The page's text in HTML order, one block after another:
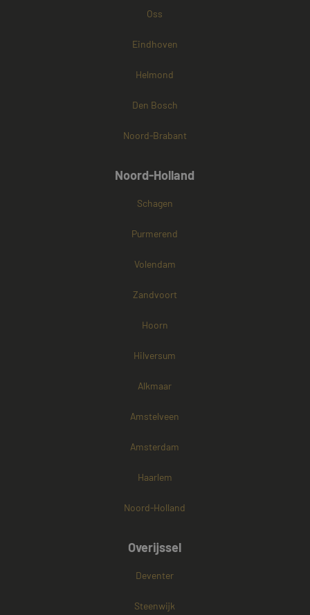
Oss
Eindhoven
Helmond
Den Bosch
Noord-Brabant
Noord-Holland
Schagen
Purmerend
Volendam
Zandvoort
Hoorn
Hilversum
Alkmaar
Amstelveen
Amsterdam
Haarlem
Noord-Holland
Overijssel
Deventer
Steenwijk